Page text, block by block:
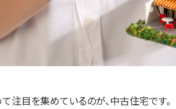
注目を集めているのが、中古住宅です。